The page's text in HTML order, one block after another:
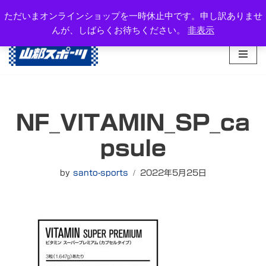
ただいまオンラインショップを一時休止中です。申し訳ありませ
んが、しばらくお待ちください。 非表示
ン
テ
ス
キ
岐阜県高山市西之一色町3-1081-2
TEL：0577-34-3434
NF_VITAMIN_SP_ca
psule
by santo-sports 2022年5月25日